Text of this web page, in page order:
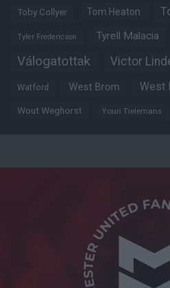
Toby Collyer Tom Heaton
Tyler Fredericson Tyrell Malacia
Válogatottak Victor
Watford West Brom West
Wout Weghorst Youri Tielemans